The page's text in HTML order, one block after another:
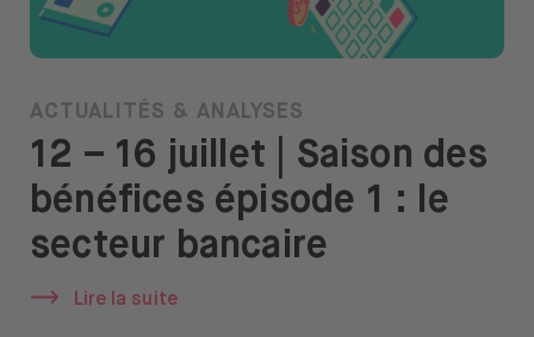
ACTUALITÉS & ANALYSES
12 – 16 juillet | Saison des
bénéfices épisode 1 : le
secteur bancaire
Lire la suite